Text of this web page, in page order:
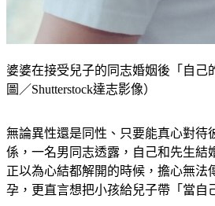
圖／Shutterstock達志影像）
係，一名男同志透露，自己和先生結
正以為心結都解開的時候，擔心無法
孕，更直言想把小孩給兒子帶「當自